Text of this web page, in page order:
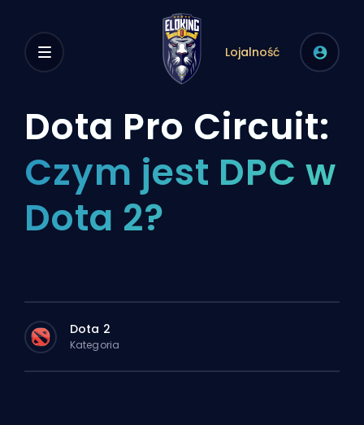
Lojalność
Dota Pro Circuit:
Czym jest DPC w
Dota 2?
Dota 2
Kategoria